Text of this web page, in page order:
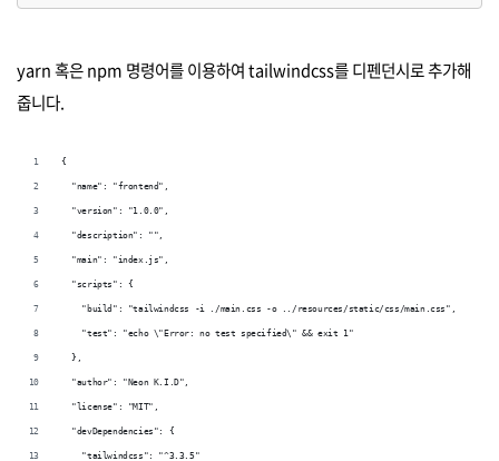
yarn 혹은 npm 명령어를 이용하여 tailwindcss를 디펜던시로 추가해
줍니다.
{
  "name": "frontend",
  "version": "1.0.0",
  "description": "",
  "main": "index.js",
  "scripts": {
    "build": "tailwindcss -i ./main.css -o ../resources/static/css/main.css",
    "test": "echo \"Error: no test specified\" && exit 1"
  },
  "author": "Neon K.I.D",
  "license": "MIT",
  "devDependencies": {
    "tailwindcss": "^3.3.5"